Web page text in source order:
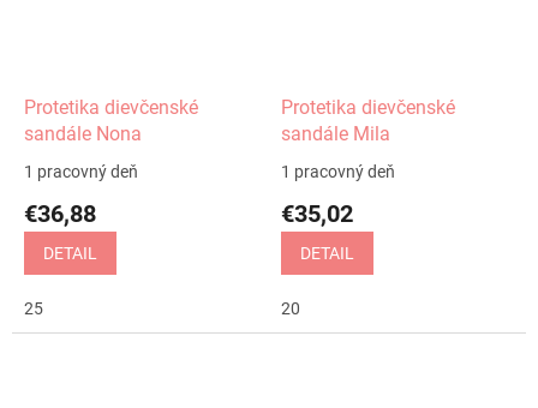
Protetika dievčenské
sandále Nona
1 pracovný deň
€36,88
DETAIL
25
Protetika dievčenské
sandále Mila
1 pracovný deň
€35,02
DETAIL
20